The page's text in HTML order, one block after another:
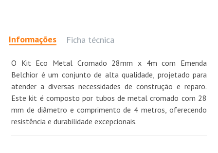
Informações Ficha técnica
O Kit Eco Metal Cromado 28mm x 4m com Emenda
Belchior é um conjunto de alta qualidade, projetado para
atender a diversas necessidades de construção e reparo.
Este kit é composto por tubos de metal cromado com 28
mm de diâmetro e comprimento de 4 metros, oferecendo
resistência e durabilidade excepcionais.